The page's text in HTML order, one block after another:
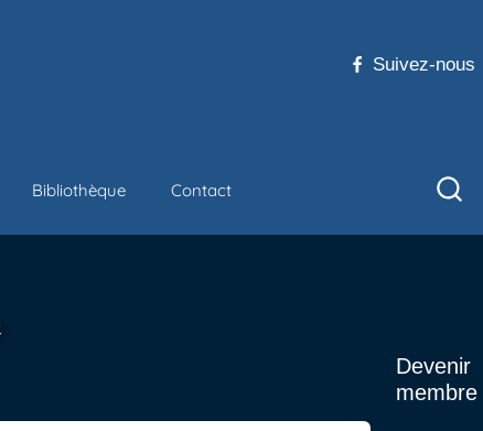
Suivez-nous
Bibliothèque Contact
Devenir
membre